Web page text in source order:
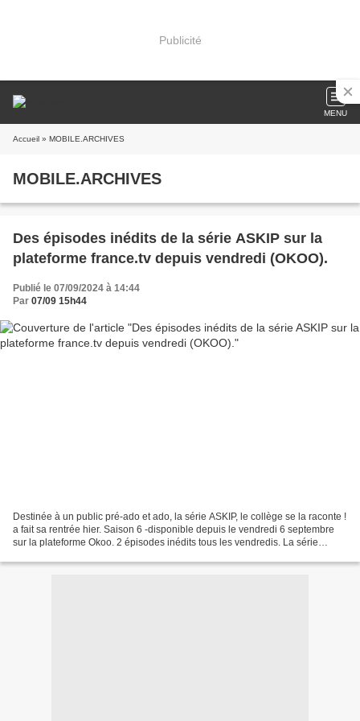
Publicité
MENU
Accueil » MOBILE.ARCHIVES
MOBILE.ARCHIVES
Des épisodes inédits de la série ASKIP sur la
plateforme france.tv depuis vendredi (OKOO).
Publié le 07/09/2024 à 14:44
Par 07/09 15h44
Destinée à un public pré-ado et ado, la série ASKIP, le collège se la raconte !
a fait sa rentrée hier. Saison 6 -disponible depuis le vendredi 6 septembre
sur la plateforme Okoo. 2 épisodes inédits tous les vendredis. La série